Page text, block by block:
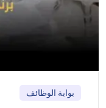
بوابة الوظائف